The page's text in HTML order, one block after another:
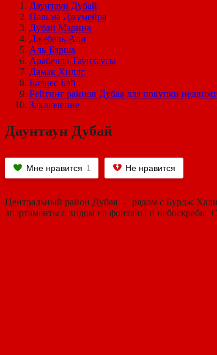
Даунтаун Дубай
Пальма Джумейра
Дубай Марина
Джебель-Али
Аль-Барша
Арабелла Таунхаусы
Дамак Хиллс
Бизнес Бэй
Рейтинг райнов Дубая для покупки
Заключение
Даунтаун Дубай
Мне нравится 1 Не нравится
Центральный район Дубая — рядом с Бурдж-
апартаменты с видом на фонтаны и небоскребы.